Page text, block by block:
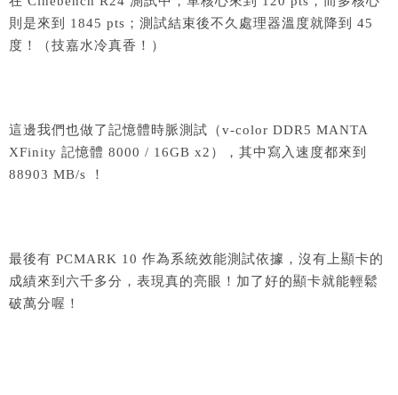
則是來到 1845 pts；測試結束後不久處理器溫度就降到 45
度！（技嘉水冷真香！）
這邊我們也做了記憶體時脈測試（v-color DDR5 MANTA
XFinity 記憶體 8000 / 16GB x2），其中寫入速度都來到
88903 MB/s ！
最後有 PCMARK 10 作為系統效能測試依據，沒有上顯卡的
成績來到六千多分，表現真的亮眼！加了好的顯卡就能輕鬆
破萬分喔！